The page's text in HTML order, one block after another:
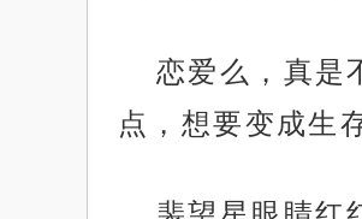
恋爱么，真是
点，想要变成生